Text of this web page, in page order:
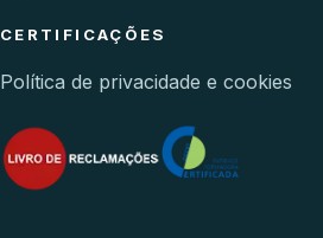
CERTIFICAÇÕES
Política de privacidade e cookies